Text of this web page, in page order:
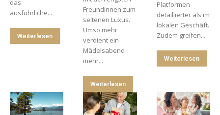
das
ausführliche...
Weiterlesen
Freundinnen zum
seltenen Luxus.
Umso mehr
verdient ein
Mädelsabend
mehr...
Weiterlesen
Platformen
detaillierter als im
lokalen Geschäft.
Zudem greifen...
Weiterlesen